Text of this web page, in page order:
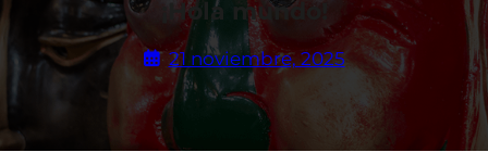
¡Hola mundo!
21 noviembre, 2025